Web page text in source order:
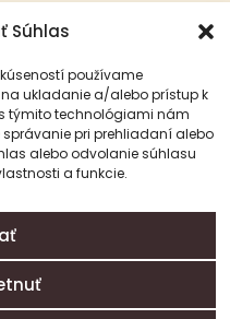
Súhlas
používame
ukladanie a/alebo prístup k
týmito technológiami nám
pri prehliadaní alebo
alebo odvolanie súhlasu
a funkcie.
a fotografií z webu
spoločnosti eMedia